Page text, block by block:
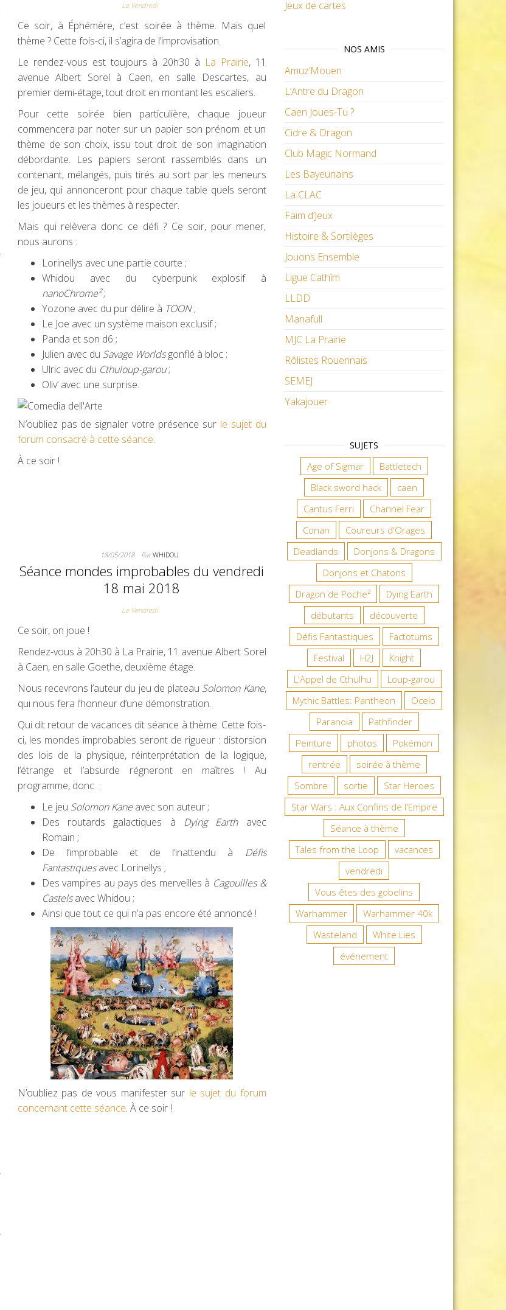
Le Vendredi
Ce soir, à Éphémère, c’est soirée à thème. Mais quel
thème ? Cette fois-ci, il s’agira de l’improvisation.
Le rendez-vous est toujours à 20h30 à La Prairie, 11
avenue Albert Sorel à Caen, en salle Descartes, au
premier demi-étage, tout droit en montant les escaliers.
Pour cette soirée bien particulière, chaque joueur
commencera par noter sur un papier son prénom et un
thème de son choix, issu tout droit de son imagination
débordante. Les papiers seront rassemblés dans un
contenant, mélangés, puis tirés au sort par les meneurs
de jeu, qui annonceront pour chaque table quels seront
les joueurs et les thèmes à respecter.
Mais qui relèvera donc ce défi ? Ce soir, pour mener,
nous aurons :
Lorinellys avec une partie courte ;
Whidou avec du cyberpunk explosif à
nanoChrome²;
Yozone avec du pur délire à TOON;
Le Joe avec un système maison exclusif ;
Panda et son d6 ;
Julien avec du Savage Worldsgonflé à bloc ;
Ulric avec du Cthuloup-garou;
Oliv’ avec une surprise.
N’oubliez pas de signaler votre présence sur le sujet du
forum consacré à cette séance.
À ce soir !
18/05/2018 ParWHIDOU
Séance mondes improbables du vendredi
18 mai 2018
Le Vendredi
Ce soir, on joue !
Rendez-vous à 20h30 à La Prairie, 11 avenue Albert Sorel
à Caen, en salle Goethe, deuxième étage.
Nous recevrons l’auteur du jeu de plateau Solomon Kane,
qui nous fera l’honneur d’une démonstration.
Qui dit retour de vacances dit séance à thème. Cette fois-
ci, les mondes improbables seront de rigueur : distorsion
des lois de la physique, réinterprétation de la logique,
l’étrange et l’absurde régneront en maîtres ! Au
programme, donc :
Le jeu Solomon Kaneavec son auteur ;
Des routards galactiques à Dying Earthavec
Romain ;
De l’improbable et de l’inattendu à Défis
Fantastiquesavec Lorinellys ;
Des vampires au pays des merveilles à Cagouilles &
Castelsavec Whidou ;
Ainsi que tout ce qui n’a pas encore été annoncé !
N’oubliez pas de vous manifester sur le sujet du forum
concernant cette séance. À ce soir !
Jeux de cartes
NOS AMIS
Amuz’Mouen
L’Antre du Dragon
Caen Joues-Tu ?
Cidre & Dragon
Club Magic Normand
Les Bayeunains
La CLAC
Faim d’Jeux
Histoire & Sortilèges
Jouons Ensemble
Ligue Cathîm
LLDD
Manafull
MJC La Prairie
Rôlistes Rouennais
SEMEJ
Yakajouer
SUJETS
Age of Sigmar
Battletech
Black sword hack
caen
Cantus Ferri
Channel Fear
Conan
Coureurs d'Orages
Deadlands
Donjons & Dragons
Donjons et Chatons
Dragon de Poche²
Dying Earth
débutants
découverte
Défis Fantastiques
Factotums
Festival
H2J
Knight
L'Appel de Cthulhu
Loup-garou
Mythic Battles: Pantheon
Ocelo
Paranoïa
Pathfinder
Peinture
photos
Pokémon
rentrée
soirée à thème
Sombre
sortie
Star Heroes
Star Wars : Aux Confins de l'Empire
Séance à thème
Tales from the Loop
vacances
vendredi
Vous êtes des gobelins
Warhammer
Warhammer 40k
Wasteland
White Lies
événement